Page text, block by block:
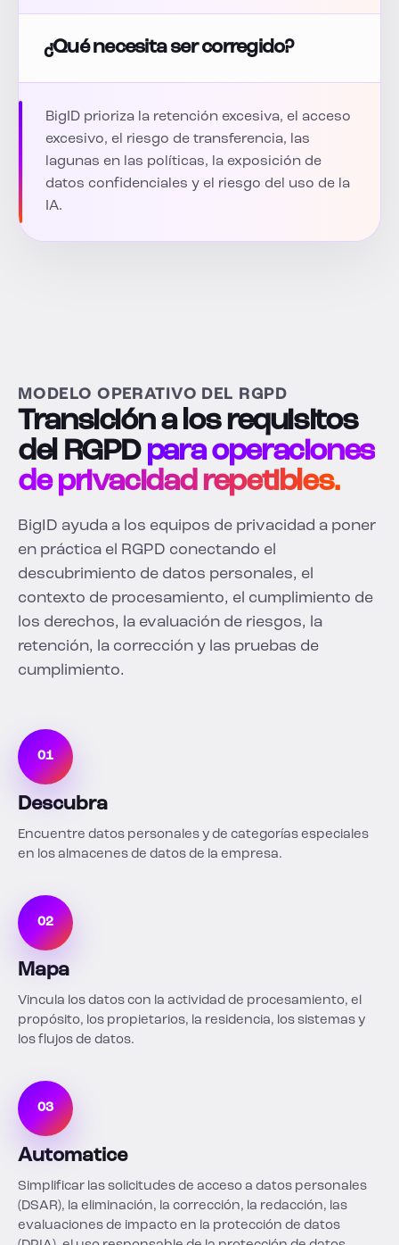
¿Qué necesita ser corregido?
BigID prioriza la retención excesiva, el acceso
excesivo, el riesgo de transferencia, las
lagunas en las políticas, la exposición de
datos confidenciales y el riesgo del uso de la
IA.
MODELO OPERATIVO DEL RGPD
Transición a los requisitos
del RGPD para operaciones
de privacidad repetibles.
BigID ayuda a los equipos de privacidad a poner
en práctica el RGPD conectando el
descubrimiento de datos personales, el
contexto de procesamiento, el cumplimiento de
los derechos, la evaluación de riesgos, la
retención, la corrección y las pruebas de
cumplimiento.
01
Descubra
Encuentre datos personales y de categorías especiales
en los almacenes de datos de la empresa.
02
Mapa
Vincula los datos con la actividad de procesamiento, el
propósito, los propietarios, la residencia, los sistemas y
los flujos de datos.
03
Automatice
Simplificar las solicitudes de acceso a datos personales
(DSAR), la eliminación, la corrección, la redacción, las
evaluaciones de impacto en la protección de datos